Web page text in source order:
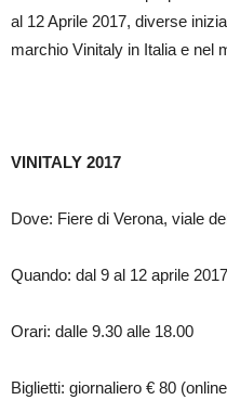
al 12 Aprile 2017, diverse
marchio Vinitaly in Italia e nel
VINITALY 2017
Dove: Fiere di Verona, viale
Quando: dal 9 al 12 aprile 2017
Orari: dalle 9.30 alle 18.00
Biglietti: giornaliero € 80